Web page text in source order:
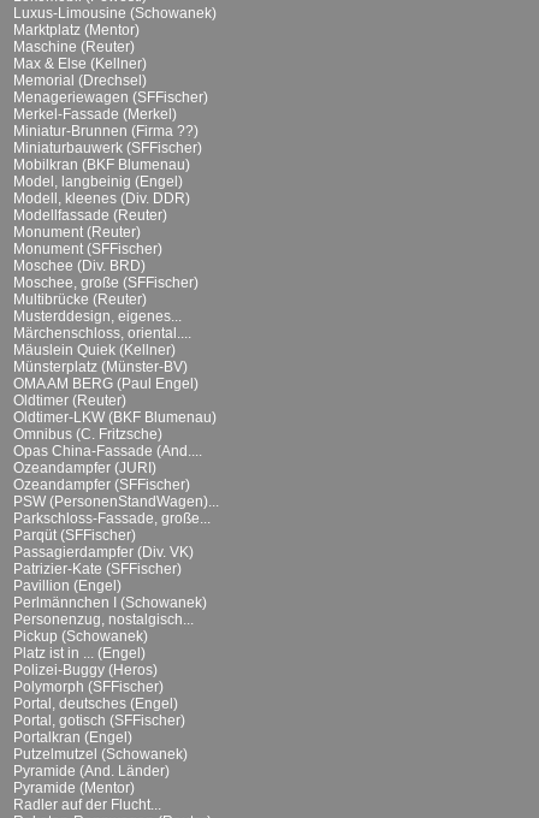
Luxus-Limousine (Schowanek)
Marktplatz (Mentor)
Maschine (Reuter)
Max & Else (Kellner)
Memorial (Drechsel)
Menageriewagen (SFFischer)
Merkel-Fassade (Merkel)
Miniatur-Brunnen (Firma ??)
Miniaturbauwerk (SFFischer)
Mobilkran (BKF Blumenau)
Model, langbeinig (Engel)
Modell, kleenes (Div. DDR)
Modellfassade (Reuter)
Monument (Reuter)
Monument (SFFischer)
Moschee (Div. BRD)
Moschee, große (SFFischer)
Multibrücke (Reuter)
Musterddesign, eigenes...
Märchenschloss, oriental....
Mäuslein Quiek (Kellner)
Münsterplatz (Münster-BV)
OMA AM BERG (Paul Engel)
Oldtimer (Reuter)
Oldtimer-LKW (BKF Blumenau)
Omnibus (C. Fritzsche)
Opas China-Fassade (And....
Ozeandampfer (JURI)
Ozeandampfer (SFFischer)
PSW (PersonenStandWagen)...
Parkschloss-Fassade, große...
Parqüt (SFFischer)
Passagierdampfer (Div. VK)
Patrizier-Kate (SFFischer)
Pavillion (Engel)
Perlmännchen I (Schowanek)
Personenzug, nostalgisch...
Pickup (Schowanek)
Platz ist in ... (Engel)
Polizei-Buggy (Heros)
Polymorph (SFFischer)
Portal, deutsches (Engel)
Portal, gotisch (SFFischer)
Portalkran (Engel)
Putzelmutzel (Schowanek)
Pyramide (And. Länder)
Pyramide (Mentor)
Radler auf der Flucht...